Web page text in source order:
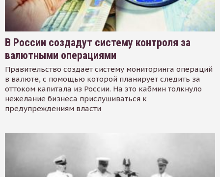
В России создадут систему контроля за
валютными операциями
Правительство создает систему мониторинга операций
в валюте, с помощью которой планирует следить за
оттоком капитала из России. На это кабмин толкнуло
нежелание бизнеса прислушиваться к
предупреждениям власти